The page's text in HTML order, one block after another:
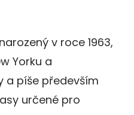
v roce 1963,
Yorku a
a píše především
určené pro